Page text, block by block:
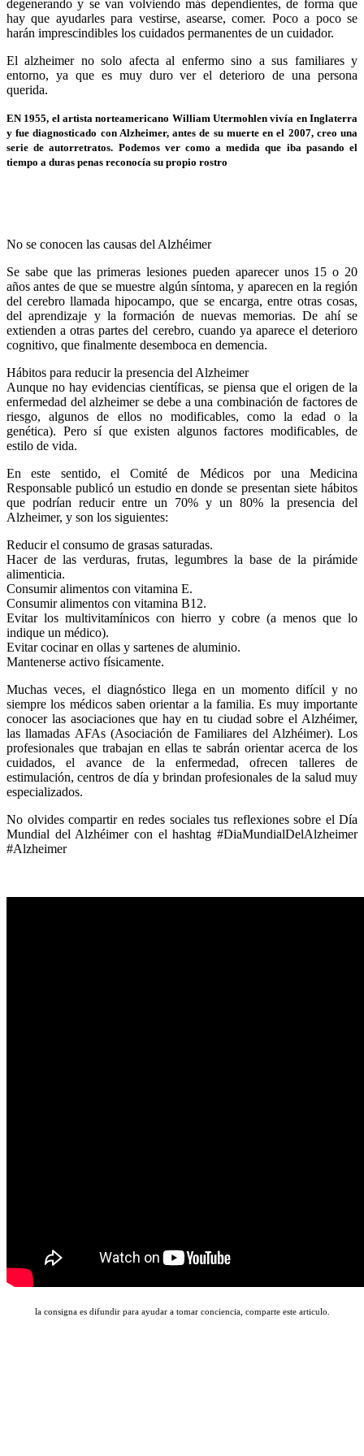
degenerando y se van volviendo más dependientes, de forma que
hay que ayudarles para vestirse, asearse, comer. Poco a poco se
harán imprescindibles los cuidados permanentes de un cuidador.
El alzheimer no solo afecta al enfermo sino a sus familiares y
entorno, ya que es muy duro ver el deterioro de una persona
querida.
EN 1955, el artista norteamericano William Utermohlen vivía en Inglaterra
y fue diagnosticado con Alzheimer, antes de su muerte en el 2007, creo una
serie de autorretratos. Podemos ver como a medida que iba pasando el
tiempo a duras penas reconocía su propio rostro
No se conocen las causas del Alzhéimer
Se sabe que las primeras lesiones pueden aparecer unos 15 o 20
años antes de que se muestre algún síntoma, y aparecen en la región
del cerebro llamada hipocampo, que se encarga, entre otras cosas,
del aprendizaje y la formación de nuevas memorias. De ahí se
extienden a otras partes del cerebro, cuando ya aparece el deterioro
cognitivo, que finalmente desemboca en demencia.
Hábitos para reducir la presencia del Alzheimer
Aunque no hay evidencias científicas, se piensa que el origen de la
enfermedad del alzheimer se debe a una combinación de factores de
riesgo, algunos de ellos no modificables, como la edad o la
genética). Pero sí que existen algunos factores modificables, de
estilo de vida.
En este sentido, el Comité de Médicos por una Medicina
Responsable publicó un estudio en donde se presentan siete hábitos
que podrían reducir entre un 70% y un 80% la presencia del
Alzheimer, y son los siguientes:
Reducir el consumo de grasas saturadas.
Hacer de las verduras, frutas, legumbres la base de la pirámide
alimenticia.
Consumir alimentos con vitamina E.
Consumir alimentos con vitamina B12.
Evitar los multivitamínicos con hierro y cobre (a menos que lo
indique un médico).
Evitar cocinar en ollas y sartenes de aluminio.
Mantenerse activo físicamente.
Muchas veces, el diagnóstico llega en un momento difícil y no
siempre los médicos saben orientar a la familia. Es muy importante
conocer las asociaciones que hay en tu ciudad sobre el Alzhéimer,
las llamadas AFAs (Asociación de Familiares del Alzhéimer). Los
profesionales que trabajan en ellas te sabrán orientar acerca de los
cuidados, el avance de la enfermedad, ofrecen talleres de
estimulación, centros de día y brindan profesionales de la salud muy
especializados.
No olvides compartir en redes sociales tus reflexiones sobre el Día
Mundial del Alzhéimer con el hashtag #DiaMundialDelAlzheimer
#Alzheimer
la consigna es difundir para ayudar a tomar conciencia, comparte este articulo.